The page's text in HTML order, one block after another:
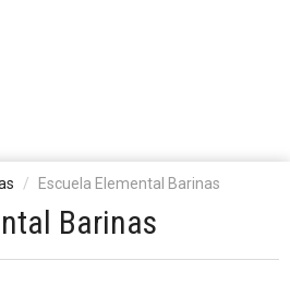
Escuela Elemental Barinas
Barinas